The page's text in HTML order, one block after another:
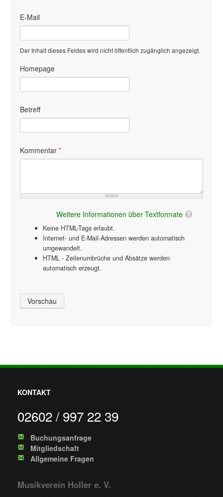
E-Mail
Der Inhalt dieses Feldes wird nicht öffentlich zugänglich angezeigt.
Homepage
Betreff
Kommentar *
Weitere Informationen über Textformate
Keine HTML-Tags erlaubt.
Internet- und E-Mail-Adressen werden automatisch
umgewandelt.
HTML - Zeilenumbrüche und Absätze werden
automatisch erzeugt.
KONTAKT
02602 / 997 22 39
Buchungsanfrage
Mitgliedschaft
Allgemeine Fragen
Musikverein Holler e. V.